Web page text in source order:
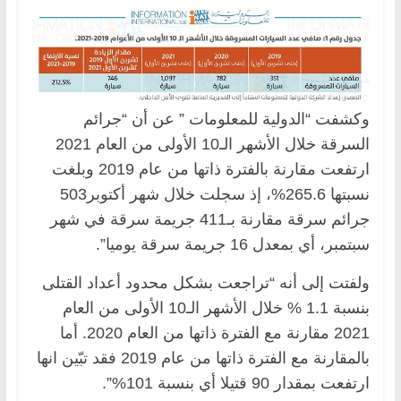
وكشفت “الدولية للمعلومات ” عن أن “جرائم
السرقة خلال الأشهر الـ10 الأولى من العام 2021
ارتفعت مقارنة بالفترة ذاتها من عام 2019 وبلغت
نسبتها 265.6%، إذ سجلت خلال شهر أكتوبر503
جرائم سرقة مقارنة بـ411 جريمة سرقة في شهر
سبتمبر، أي بمعدل 16 جريمة سرقة يوميا”.
ولفتت إلى أنه “تراجعت بشكل محدود أعداد القتلى
بنسبة 1.1 % خلال الأشهر الـ10 الأولى من العام
2021 مقارنة مع الفترة ذاتها من العام 2020. أما
بالمقارنة مع الفترة ذاتها من عام 2019 فقد تبّين انها
ارتفعت بمقدار 90 قتيلا أي بنسبة 101%”.